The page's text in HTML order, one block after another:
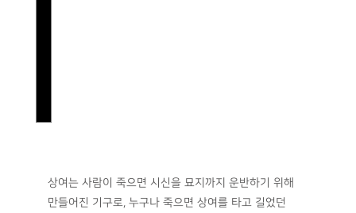
상여는 사람이 죽으면 시신을 묘지까지 운반하기 위해
만들어진 기구로, 누구나 죽으면 상여를 타고 길었던